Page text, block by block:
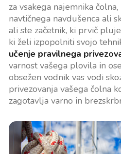
za vsakega najemnika
navtičnega navdušenca ali
ali ste začetnik, ki prvič
ki želi izpopolniti svojo
učenje pravilnega
varnost vašega plovila in
obsežen vodnik vas vodi
privezovanja vašega čolna
zagotavlja varno in